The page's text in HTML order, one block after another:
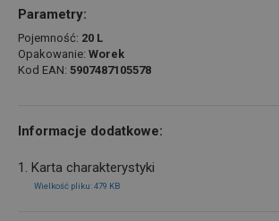
Parametry:
Pojemność: 20 L
Opakowanie: Worek
Kod EAN: 5907487105578
Informacje dodatkowe:
1. Karta charakterystyki
Wielkość pliku: 479 KB